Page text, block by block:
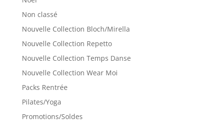
Non classé
Nouvelle Collection Bloch/Mirella
Nouvelle Collection Repetto
Nouvelle Collection Temps Danse
Nouvelle Collection Wear Moi
Packs Rentrée
Pilates/Yoga
Promotions/Soldes